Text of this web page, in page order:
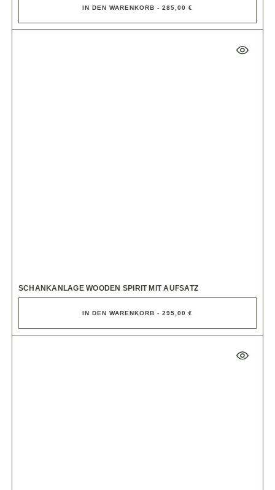
IN DEN WARENKORB - 285,00 €
SCHANKANLAGE WOODEN SPIRIT MIT AUFSATZ
IN DEN WARENKORB - 295,00 €